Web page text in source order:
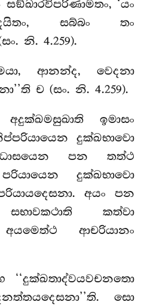
‘යං
සබ්බං තං
නි. 4.259).
ආනන්ද, වෙදනා
ච (සං. නි. 4.259).
ඉමාසං
දුක්ඛභාවො
පන තත්ථ
දුක්ඛභාවො
අයං පන
සභාවකථාති කත්වා
අයමෙත්ථ ආචරියානං
‘‘දුක්ඛතාද්වයවචනතො
සො